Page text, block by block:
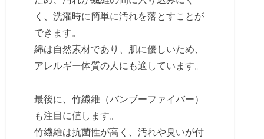
く、洗濯時に簡単に汚れを落とすことが
できます。
綿は自然素材であり、肌に優しいため、
アレルギー体質の人にも適しています。
最後に、竹繊維（バンブーファイバー）
も注目に値します。
竹繊維は抗菌性が高く、汚れや臭いが付